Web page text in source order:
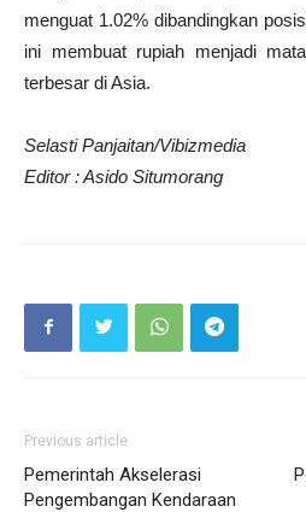
menguat 1.02% dibandingkan
ini membuat rupiah menjadi
terbesar di Asia.
Selasti Panjaitan/Vibizmedia
Editor : Asido Situmorang
Previous article
Pemerintah Akselerasi
Pengembangan Kendaraan